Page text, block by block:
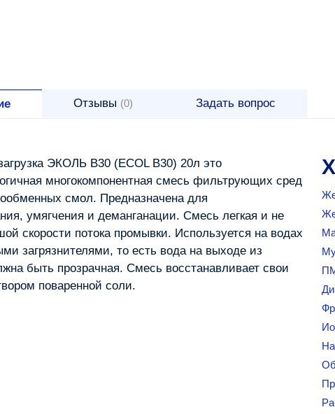
Отзывы (0) Задать вопрос
ЭКОЛЬ В30 (ECOL B30) 20л это
многокомпонентная смесь фильтрующих сред
смол. Предназначена для
умягчения и деманганации. Смесь легкая и не
скорости потока промывки. Используется на водах
загрязнителями, то есть вода на выходе из
быть прозрачная. Смесь восстанавливает свои
поваренной соли.